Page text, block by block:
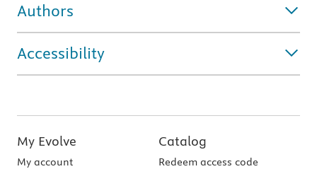
Authors
Accessibility
My Evolve
My account
Catalog
Redeem access code